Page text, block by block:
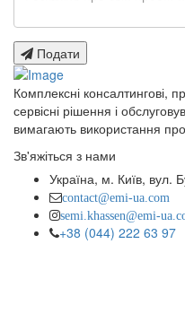
Подати
Комплексні консалтингові,
сервісні рішення і
вимагають використання
Зв'яжіться з нами
Україна, м. Київ, вул.
contact@emi-ua.com
semi.khassen@emi-
+38 (044) 222 63 97